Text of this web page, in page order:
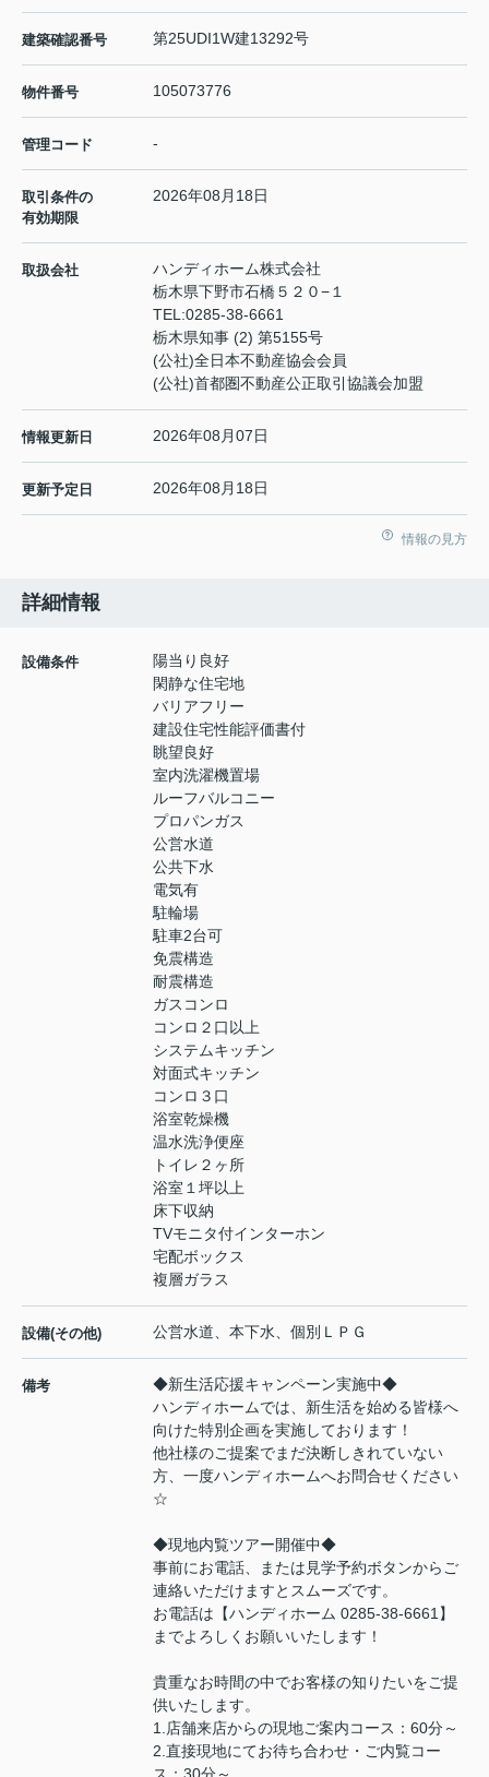
建築確認番号 第25UDI1W建13292号
物件番号 105073776
管理コード -
取引条件の
有効期限
2026年08月18日
取扱会社
ハンディホーム株式会社
栃木県下野市石橋５２０−１
TEL:0285-38-6661
栃木県知事 (2) 第5155号
(公社)全日本不動産協会会員
(公社)首都圏不動産公正取引協議会加盟
情報更新日 2026年08月07日
更新予定日 2026年08月18日
情報の見方
詳細情報
設備条件
陽当り良好
閑静な住宅地
バリアフリー
建設住宅性能評価書付
眺望良好
室内洗濯機置場
ルーフバルコニー
プロパンガス
公営水道
公共下水
電気有
駐輪場
駐車2台可
免震構造
耐震構造
ガスコンロ
コンロ２口以上
システムキッチン
対面式キッチン
コンロ３口
浴室乾燥機
温水洗浄便座
トイレ２ヶ所
浴室１坪以上
床下収納
TVモニタ付インターホン
宅配ボックス
複層ガラス
設備(その他) 公営水道、本下水、個別ＬＰＧ
備考
◆新生活応援キャンペーン実施中◆
ハンディホームでは、新生活を始める皆様へ
向けた特別企画を実施しております！
他社様のご提案でまだ決断しきれていない
方、一度ハンディホームへお問合せください
☆
◆現地内覧ツアー開催中◆
事前にお電話、または見学予約ボタンからご
連絡いただけますとスムーズです。
お電話は【ハンディホーム 0285-38-6661】
までよろしくお願いいたします！
貴重なお時間の中でお客様の知りたいをご提
供いたします。
1.店舗来店からの現地ご案内コース：60分～
2.直接現地にてお待ち合わせ・ご内覧コー